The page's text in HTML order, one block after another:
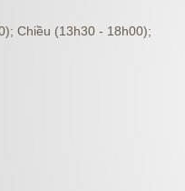
Chiều (13h30 - 18h00);